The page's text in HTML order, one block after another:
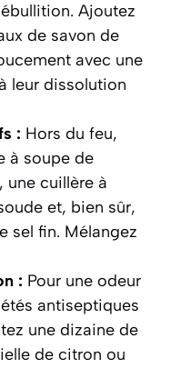
Ajoutez
de savon de
avec une
leur dissolution
: Hors du feu,
à soupe de
une cuillère à
et, bien sûr,
sel fin. Mélangez
: Pour une odeur
antiseptiques
une dizaine de
de citron ou